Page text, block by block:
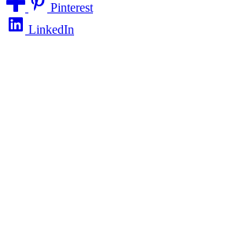
Pinterest
LinkedIn